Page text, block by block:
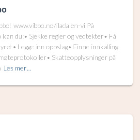
www.vibbo.no/iladalen-vi På
du:• Sjekke regler og vedtekter• Få
Legge inn oppslag• Finne innkalling
Skatteopplysninger på
Les mer…